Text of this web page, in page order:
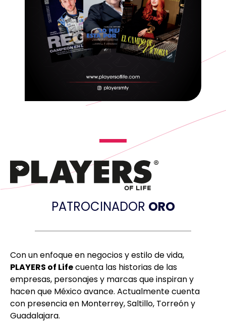
PATROCINADOR ORO
Con un enfoque en negocios y estilo de vida,
PLAYERS of Lifecuenta las historias de las
empresas, personajes y marcas que inspiran y
hacen que México avance. Actualmente cuenta
con presencia en Monterrey, Saltillo, Torreón y
Guadalajara.